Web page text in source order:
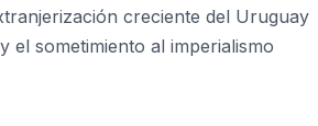
creciente del Uruguay
el sometimiento al imperialismo